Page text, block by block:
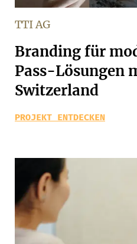
TTI AG
Branding für
Pass-Lösungen
Switzerland
PROJEKT ENTDECKEN